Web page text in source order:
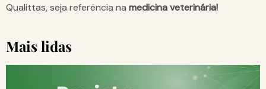
Qualittas, seja referência na medicina veterinária!
Mais lidas